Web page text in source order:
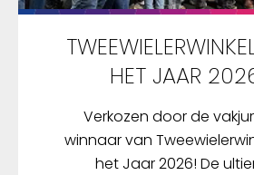
HET JAAR
Verkozen door de
winnaar van
het Jaar 2026! De